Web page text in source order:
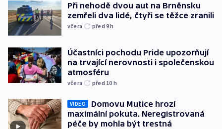
Při nehodě dvou aut na Brněnsku
zemřeli dva lidé, čtyři se těžce zranili
včera před 9h
Účastníci pochodu Pride upozorňují
na trvající nerovnosti i společenskou
atmosféru
včera před 10 h
VIDEO
Domovu Mutice hrozí
maximální pokuta. Neregistrovaná
péče by mohla být trestná